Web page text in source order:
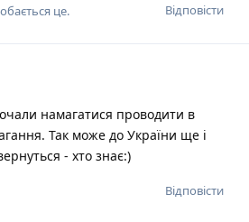
Відповісти
це.
намагатися проводити в
Так може до України ще і
- хто знає:)
Відповісти